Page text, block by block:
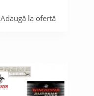
Adaugă la ofertă